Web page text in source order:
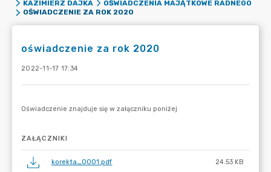
KAZIMIERZ DAJKA
OŚWIADCZENIA MAJĄTKOWE RADNEGO
OŚWIADCZENIE ZA ROK 2020
oświadczenie za rok 2020
2022-11-17 17:34
ZAŁĄCZNIKI
korekta_0001.pdf 24.53 KB